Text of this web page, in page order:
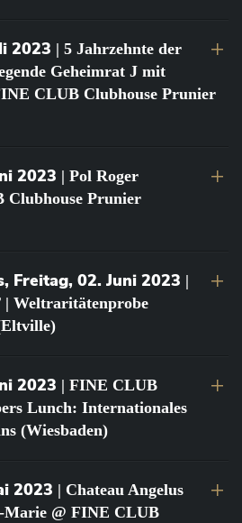
2023 | 5 Jahrzehnte der
Geheimrat J mit
CLUB Clubhouse Prunier
2023 | Pol Roger
Clubhouse Prunier
Freitag, 02. Juni 2023 |
Weltraritätenprobe
2023 | FINE CLUB
Lunch: Internationales
(Wiesbaden)
2023 | Chateau Angelus
Marie @ FINE CLUB